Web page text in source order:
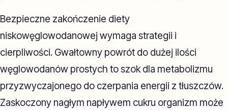
Bezpieczne zakończenie diety
niskowęglowodanowej wymaga strategii i
cierpliwości. Gwałtowny powrót do dużej ilości
węglowodanów prostych to szok dla metabolizmu
przyzwyczajonego do czerpania energii z tłuszczów.
Zaskoczony nagłym napływem cukru organizm może